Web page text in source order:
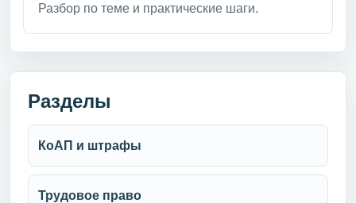
Разбор по теме и практические шаги.
Разделы
КоАП и штрафы
Трудовое право